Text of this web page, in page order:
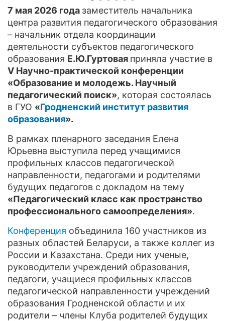
7 мая 2026 года заместитель начальника
центра развития педагогического образования
– начальник отдела координации
деятельности субъектов педагогического
образования Е.Ю.Гуртовая приняла участие в
V Научно-практической конференции
«Образование и молодежь. Научный
педагогический поиск», которая состоялась
в ГУО «Гродненский институт развития
образования».
В рамках пленарного заседания Елена
Юрьевна выступила перед учащимися
профильных классов педагогической
направленности, педагогами и родителями
будущих педагогов с докладом на тему
«Педагогический класс как пространство
профессионального самоопределения».
Конференция объединила 160 участников из
разных областей Беларуси, а также коллег из
России и Казахстана. Среди них ученые,
руководители учреждений образования,
педагоги, учащиеся профильных классов
педагогической направленности учреждений
образования Гродненской области и их
родители – члены Клуба родителей будущих